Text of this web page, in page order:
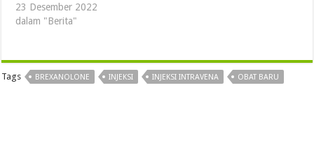
23 Desember 2022
dalam "Berita"
Tags BREXANOLONE INJEKSI INJEKSI INTRAVENA OBAT BARU